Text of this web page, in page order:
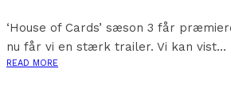
‘House of Cards’ sæson 3 får
nu får vi en stærk trailer. Vi kan vist...
READ MORE